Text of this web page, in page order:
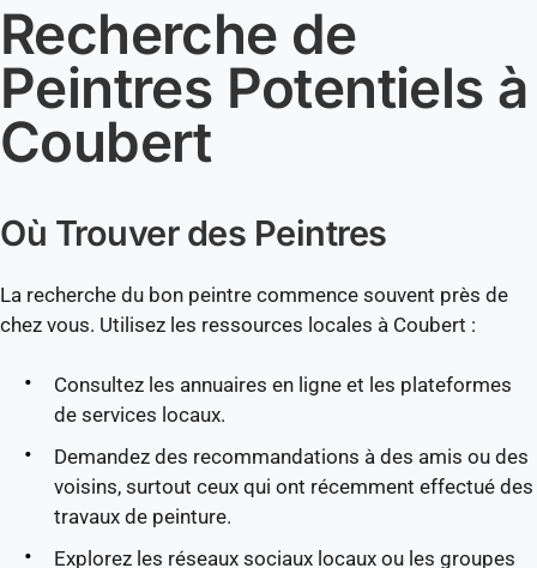
Recherche de
Peintres Potentiels à
Coubert
Où Trouver des Peintres
La recherche du bon peintre commence souvent près de
chez vous. Utilisez les ressources locales à Coubert :
Consultez les annuaires en ligne et les plateformes
de services locaux.
Demandez des recommandations à des amis ou des
voisins, surtout ceux qui ont récemment effectué des
travaux de peinture.
Explorez les réseaux sociaux locaux ou les groupes